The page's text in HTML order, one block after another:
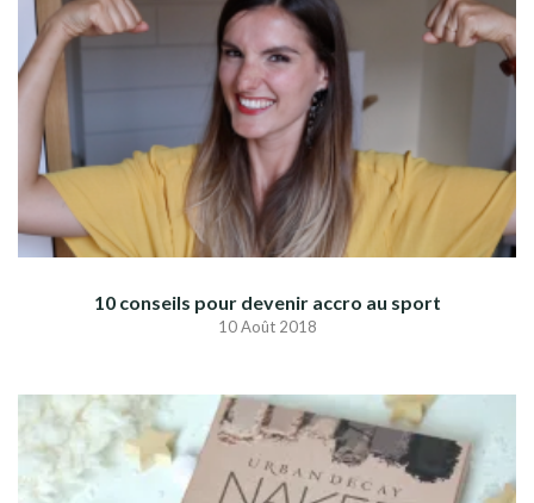
10 conseils pour devenir accro au sport
10 Août 2018